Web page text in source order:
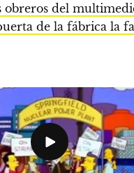
obreros del
de la fábrica la